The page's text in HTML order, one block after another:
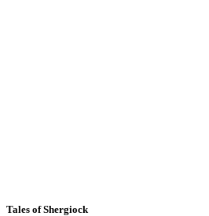
Tales of Shergiock